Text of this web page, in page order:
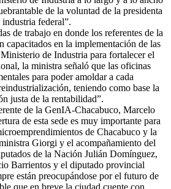
de la voluntad de la presidenta
federal”.
de trabajo en donde los referentes de la
capacitados en la implementación de las
de Industria para fortalecer el
la ministra señaló que las oficinas
para poder amoldar a cada
teniendo como base la
justa de la rentabilidad”.
de la GenIA-Chacabuco, Marcelo
de esta sede es muy importante para
de Chacabuco y la
Giorgi y el acompañamiento del
de la Nación Julián Domínguez,
Barrientos y el diputado provincial
están preocupándose por el futuro de
que en breve la ciudad cuente con